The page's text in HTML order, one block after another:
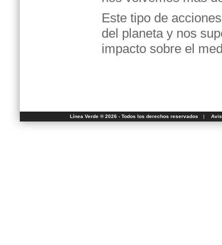
Este tipo de
del planeta y nos
impacto sobre el
Línea Verde ® 2026 - Todos los derechos reservados |